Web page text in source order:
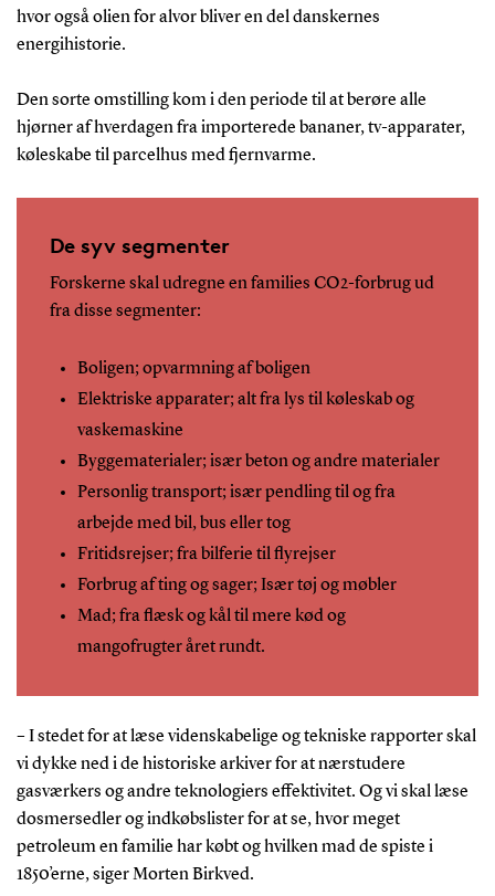
hvor også olien for alvor bliver en del danskernes
energihistorie.
Den sorte omstilling kom i den periode til at berøre alle
hjørner af hverdagen fra importerede bananer, tv-apparater,
køleskabe til parcelhus med fjernvarme.
De syv segmenter
Forskerne skal udregne en families CO2-forbrug ud
fra disse segmenter:
Boligen; opvarmning af boligen
Elektriske apparater; alt fra lys til køleskab og
vaskemaskine
Byggematerialer; især beton og andre materialer
Personlig transport; især pendling til og fra
arbejde med bil, bus eller tog
Fritidsrejser; fra bilferie til flyrejser
Forbrug af ting og sager; Især tøj og møbler
Mad; fra flæsk og kål til mere kød og
mangofrugter året rundt.
– I stedet for at læse videnskabelige og tekniske rapporter skal
vi dykke ned i de historiske arkiver for at nærstudere
gasværkers og andre teknologiers effektivitet. Og vi skal læse
dosmersedler og indkøbslister for at se, hvor meget
petroleum en familie har købt og hvilken mad de spiste i
1850’erne, siger Morten Birkved.